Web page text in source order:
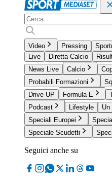
Video Pressing
Live
Diretta Calcio
News Live
Calcio
Probabili Formazioni
Drive UP
Formula E
Podcast
Lifestyle
Un
Speciali Europei
Speciale Scudetti
Seguici anche su